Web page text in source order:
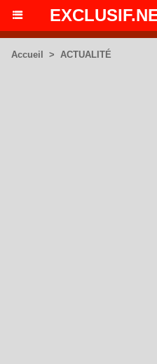
Accueil > ACTUALITÉ